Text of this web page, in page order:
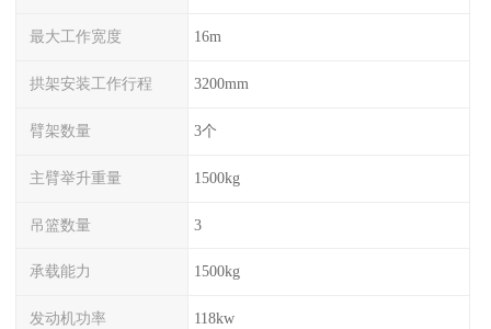
最大工作宽度 16m
拱架安装工作行程 3200mm
臂架数量 3个
主臂举升重量 1500kg
吊篮数量 3
承载能力 1500kg
发动机功率 118kw